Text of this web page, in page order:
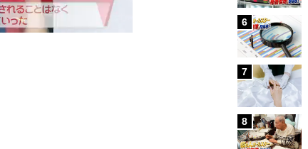
6
7
8